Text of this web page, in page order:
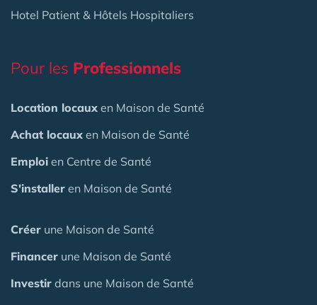
Hotel Patient & Hôtels Hospitaliers
Pour les Professionnels
Location locaux en Maison de Santé
Achat locaux en Maison de Santé
Emploi en Centre de Santé
S'installer en Maison de Santé
Créer une Maison de Santé
Financer une Maison de Santé
Investir dans une Maison de Santé